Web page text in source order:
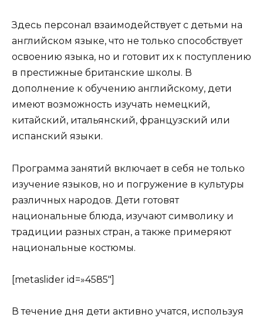
Здесь персонал взаимодействует с детьми на
английском языке, что не только способствует
освоению языка, но и готовит их к поступлению
в престижные британские школы. В
дополнение к обучению английскому, дети
имеют возможность изучать немецкий,
китайский, итальянский, французский или
испанский языки.
Программа занятий включает в себя не только
изучение языков, но и погружение в культуры
различных народов. Дети готовят
национальные блюда, изучают символику и
традиции разных стран, а также примеряют
национальные костюмы.
[metaslider id=»4585″]
В течение дня дети активно учатся, используя